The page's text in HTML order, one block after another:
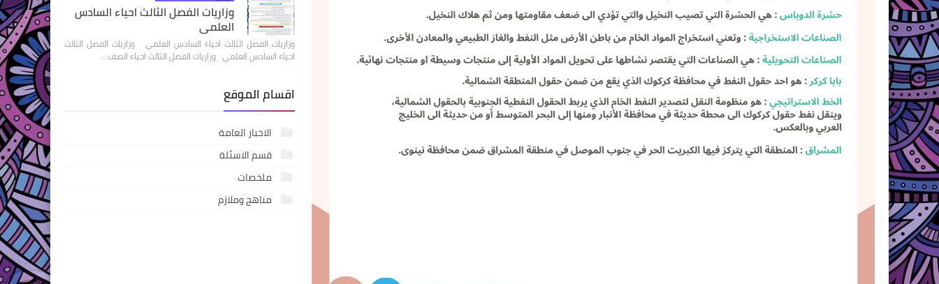
وزاريات الفصل الثالث احياء السادس
العلمي
وزاريات الفصل الثالث احياء السادس العلمي وزاريات الفصل الثالث
احياء السادس العلمي وزاريات الفصل الثالث احياء الصف…
اقسام الموقع
الاخبار العامة
قسم الاسئلة
ملخصات
مناهج وملازم